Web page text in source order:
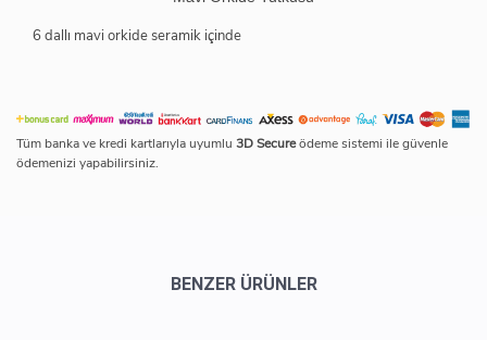
6 dallı mavi orkide seramik içinde
Tüm banka ve kredi kartlarıyla uyumlu 3D Secureödeme sistemi ile güvenle
ödemenizi yapabilirsiniz.
BENZER ÜRÜNLER